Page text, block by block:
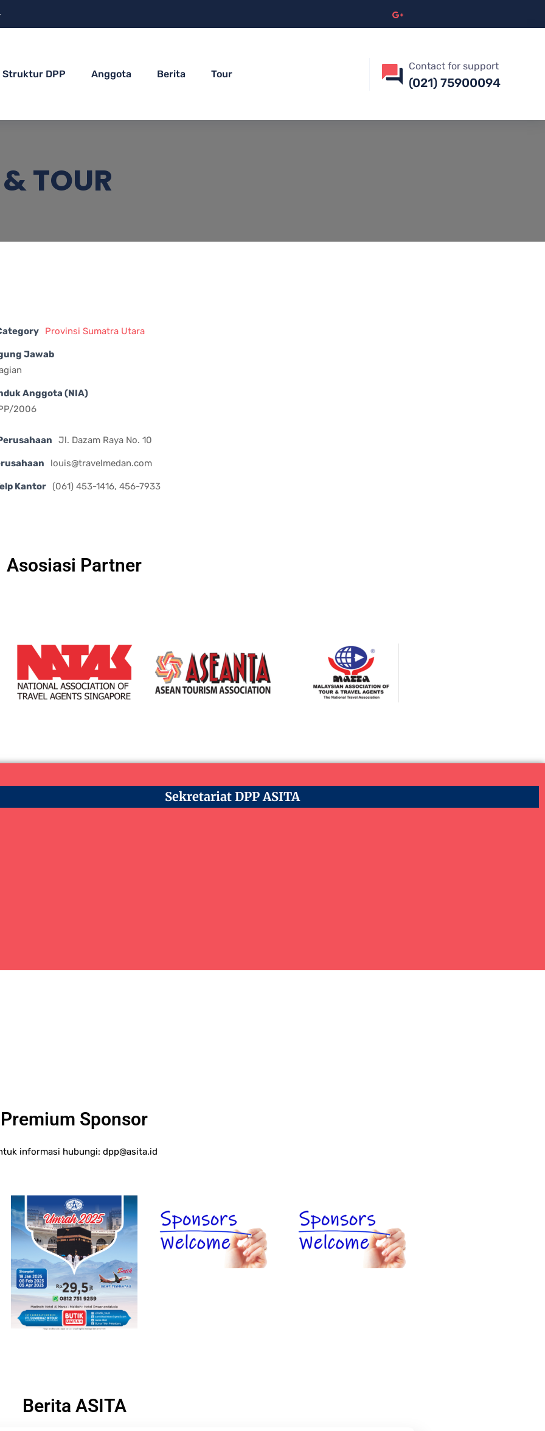
Struktur DPP Anggota Berita Tour
Contact for support
(021) 75900094
TOUR
Provinsi Sumatra Utara
Jawab
Anggota (NIA)
2006
Jl. Dazam Raya No. 10
louis@travelmedan.com
Kantor (061) 453-1416, 456-7933
Asosiasi Partner
Sekretariat DPP ASITA
Premium Sponsor
informasi hubungi: dpp@asita.id
Berita ASITA